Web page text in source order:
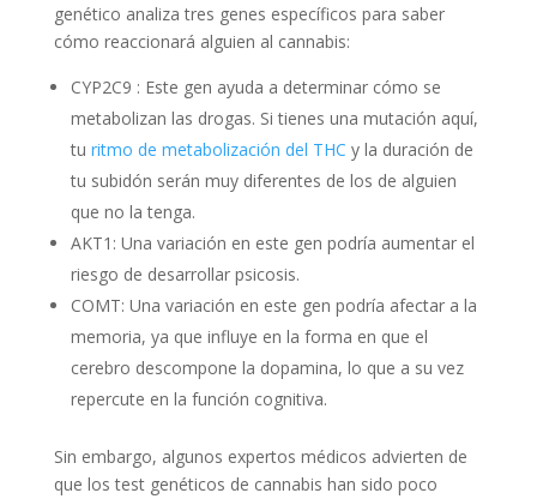
genético analiza tres genes específicos para saber
cómo reaccionará alguien al cannabis:
CYP2C9 : Este gen ayuda a determinar cómo se
metabolizan las drogas. Si tienes una mutación aquí,
tu ritmo de metabolización del THC y la duración de
tu subidón serán muy diferentes de los de alguien
que no la tenga.
AKT1: Una variación en este gen podría aumentar el
riesgo de desarrollar psicosis.
COMT: Una variación en este gen podría afectar a la
memoria, ya que influye en la forma en que el
cerebro descompone la dopamina, lo que a su vez
repercute en la función cognitiva.
Sin embargo, algunos expertos médicos advierten de
que los test genéticos de cannabis han sido poco